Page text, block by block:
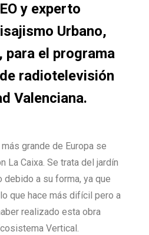
y experto
Urbano,
para el programa
radiotelevisión
Valenciana.
grande de Europa se
La Caixa. Se trata del jardín
a su forma, ya que
que hace más difícil pero a
realizado esta obra
Vertical.